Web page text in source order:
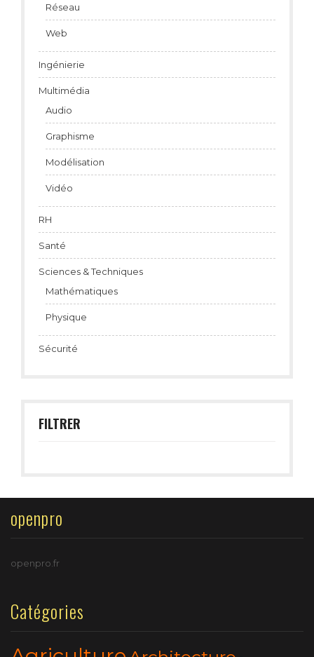
Réseau
Web
Ingénierie
Multimédia
Audio
Graphisme
Modélisation
Vidéo
RH
Santé
Sciences & Techniques
Mathématiques
Physique
Sécurité
FILTRER
openpro
openpro.fr
Catégories